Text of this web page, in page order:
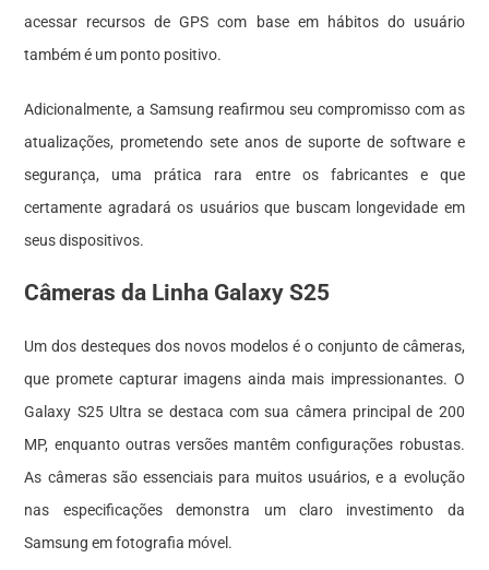
acessar recursos de GPS com base em hábitos do usuário
também é um ponto positivo.
Adicionalmente, a Samsung reafirmou seu compromisso com as
atualizações, prometendo sete anos de suporte de software e
segurança, uma prática rara entre os fabricantes e que
certamente agradará os usuários que buscam longevidade em
seus dispositivos.
Câmeras da Linha Galaxy S25
Um dos desteques dos novos modelos é o conjunto de câmeras,
que promete capturar imagens ainda mais impressionantes. O
Galaxy S25 Ultra se destaca com sua câmera principal de 200
MP, enquanto outras versões mantêm configurações robustas.
As câmeras são essenciais para muitos usuários, e a evolução
nas especificações demonstra um claro investimento da
Samsung em fotografia móvel.